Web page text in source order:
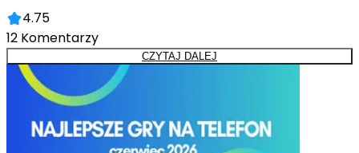
4.75
12 Komentarzy
CZYTAJ DALEJ